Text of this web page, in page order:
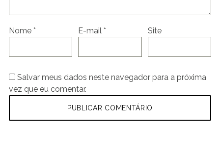
Nome * E-mail* Site
Salvar meus dados neste navegador para a próxima
vez que eu comentar.